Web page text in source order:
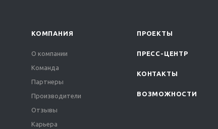
КОМПАНИЯ
О компании
Команда
Партнеры
Производители
Отзывы
Карьера
ПРОЕКТЫ
ПРЕСС-ЦЕНТР
КОНТАКТЫ
ВОЗМОЖНОСТИ